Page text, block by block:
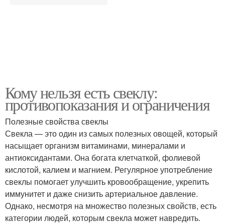
Кому нельзя есть свеклу:
противопоказания и ограничения
Полезные свойства свеклы
Свекла — это один из самых полезных овощей, который
насыщает организм витаминами, минералами и
антиоксидантами. Она богата клетчаткой, фолиевой
кислотой, калием и магнием. Регулярное употребление
свеклы помогает улучшить кровообращение, укрепить
иммунитет и даже снизить артериальное давление.
Однако, несмотря на множество полезных свойств, есть
категории людей, которым свекла может навредить.